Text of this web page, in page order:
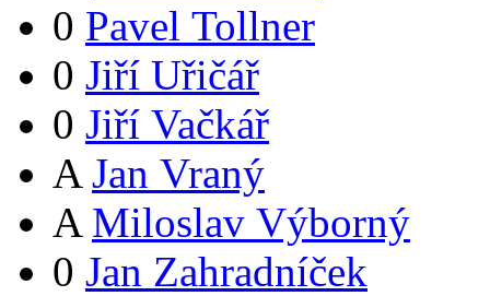
0 Pavel Tollner
0 Jiří Uřičář
0 Jiří Vačkář
A Jan Vraný
A Miloslav Výborný
0 Jan Zahradníček